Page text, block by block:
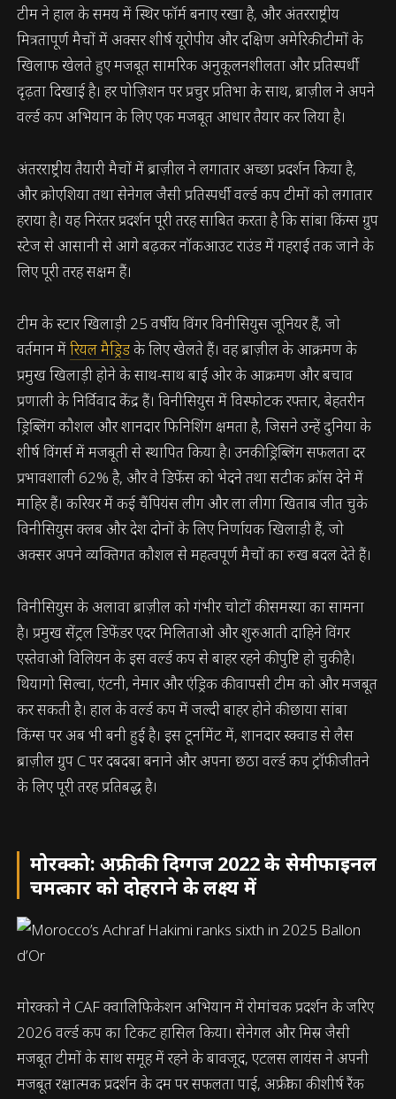
टीम ने हाल के समय में स्थिर फॉर्म बनाए रखा है, और अंतरराष्ट्रीय
मित्रतापूर्ण मैचों में अक्सर शीर्ष यूरोपीय और दक्षिण अमेरिकी टीमों के
खिलाफ खेलते हुए मजबूत सामरिक अनुकूलनशीलता और प्रतिस्पर्धी
दृढ़ता दिखाई है। हर पोज़िशन पर प्रचुर प्रतिभा के साथ, ब्राज़ील ने अपने
वर्ल्ड कप अभियान के लिए एक मजबूत आधार तैयार कर लिया है।
अंतरराष्ट्रीय तैयारी मैचों में ब्राज़ील ने लगातार अच्छा प्रदर्शन किया है,
और क्रोएशिया तथा सेनेगल जैसी प्रतिस्पर्धी वर्ल्ड कप टीमों को लगातार
हराया है। यह निरंतर प्रदर्शन पूरी तरह साबित करता है कि सांबा किंग्स ग्रुप
स्टेज से आसानी से आगे बढ़कर नॉकआउट राउंड में गहराई तक जाने के
लिए पूरी तरह सक्षम हैं।
टीम के स्टार खिलाड़ी 25 वर्षीय विंगर विनीसियुस जूनियर हैं, जो
वर्तमान मेंरियल मैड्रिडके लिए खेलते हैं। वह ब्राज़ील के आक्रमण के
प्रमुख खिलाड़ी होने के साथ-साथ बाईं ओर के आक्रमण और बचाव
प्रणाली के निर्विवाद केंद्र हैं। विनीसियुस में विस्फोटक रफ्तार, बेहतरीन
ड्रिब्लिंग कौशल और शानदार फिनिशिंग क्षमता है, जिसने उन्हें दुनिया के
शीर्ष विंगर्स में मजबूती से स्थापित किया है। उनकी ड्रिब्लिंग सफलता दर
प्रभावशाली 62% है, और वे डिफेंस को भेदने तथा सटीक क्रॉस देने में
माहिर हैं। करियर में कई चैंपियंस लीग और ला लीगा खिताब जीत चुके
विनीसियुस क्लब और देश दोनों के लिए निर्णायक खिलाड़ी हैं, जो
अक्सर अपने व्यक्तिगत कौशल से महत्वपूर्ण मैचों का रुख बदल देते हैं।
विनीसियुस के अलावा ब्राज़ील को गंभीर चोटों की समस्या का सामना
है। प्रमुख सेंट्रल डिफेंडर एदर मिलिताओ और शुरुआती दाहिने विंगर
एस्तेवाओ विलियन के इस वर्ल्ड कप से बाहर रहने की पुष्टि हो चुकी है।
थियागो सिल्वा, एंटनी, नेमार और एंड्रिक की वापसी टीम को और मजबूत
कर सकती है। हाल के वर्ल्ड कप में जल्दी बाहर होने की छाया सांबा
किंग्स पर अब भी बनी हुई है। इस टूर्नामेंट में, शानदार स्क्वाड से लैस
ब्राज़ील ग्रुप C पर दबदबा बनाने और अपना छठा वर्ल्ड कप ट्रॉफी जीतने
के लिए पूरी तरह प्रतिबद्ध है।
मोरक्को: अफ्रीकी दिग्गज 2022 के सेमीफाइनल
चमत्कार को दोहराने के लक्ष्य में
मोरक्को ने CAF क्वालिफिकेशन अभियान में रोमांचक प्रदर्शन के जरिए
2026 वर्ल्ड कप का टिकट हासिल किया। सेनेगल और मिस्र जैसी
मजबूत टीमों के साथ समूह में रहने के बावजूद, एटलस लायंस ने अपनी
मजबूत रक्षात्मक प्रदर्शन के दम पर सफलता पाई, अफ्रीका की शीर्ष रैंक